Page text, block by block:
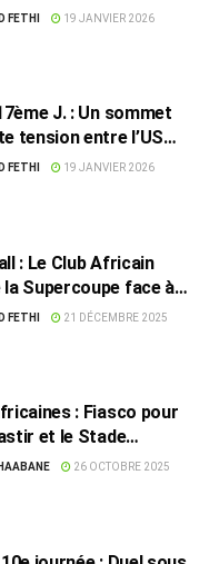
FETHI 19 JANVIER 2026
J. : Un sommet
tension entre l’US
l’Espérance ST
FETHI 19 JANVIER 2026
: Le Club Africain
Supercoupe face à
FETHI 21 DÉCEMBRE 2025
: Fiasco pour
et le Stade
26 OCTOBRE 2025